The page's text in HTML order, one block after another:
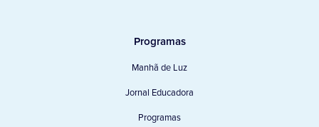
Programas
Manhã de Luz
Jornal Educadora
Programas